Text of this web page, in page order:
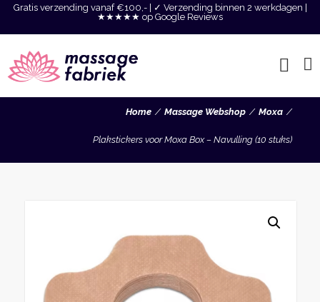
Gratis verzending vanaf €100,- | ✓ Verzending binnen 2 werkdagen |
★★★★★ op Google Reviews
Home Massage Webshop Moxa
Plakstickers voor Moxa Box – Navulling (10 stuks)